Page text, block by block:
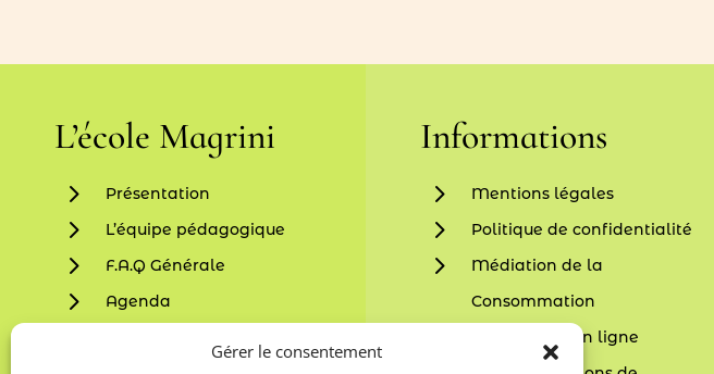
Gérer le consentement
L’école Magrini
5 Présentation
5 L’équipe pédagogique
5 F.A.Q Générale
5 Agenda
Informations
5 Mentions légales
5 Politique de confidentialité
5
Médiation de la
Consommation
CGV – Vente en ligne